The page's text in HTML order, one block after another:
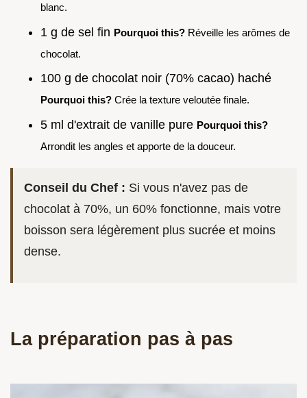
blanc.
1 g de sel fin Pourquoi this? Réveille les arômes de
chocolat.
100 g de chocolat noir (70% cacao) haché
Pourquoi this? Crée la texture veloutée finale.
5 ml d'extrait de vanille pure Pourquoi this?
Arrondit les angles et apporte de la douceur.
Conseil du Chef : Si vous n'avez pas de
chocolat à 70%, un 60% fonctionne, mais votre
boisson sera légèrement plus sucrée et moins
dense.
La préparation pas à pas